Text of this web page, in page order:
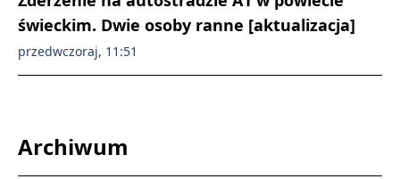
świeckim. Dwie osoby ranne [aktualizacja]
przedwczoraj, 11:51
Archiwum